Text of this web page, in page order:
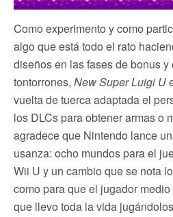
Como experimento y como
algo que está todo el rato
diseños en las fases de bonus y
tontorrones, New Super Luigi U
vuelta de tuerca adaptada el
los DLCs para obtener armas o
agradece que Nintendo lance
usanza: ocho mundos para el
Wii U y un cambio que se nota
como para que el jugador
que llevo toda la vida